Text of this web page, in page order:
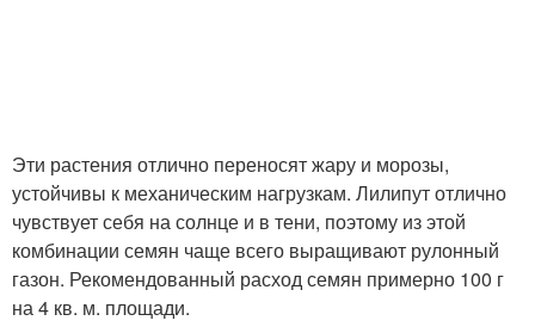
Эти растения отлично переносят жару и морозы,
устойчивы к механическим нагрузкам. Лилипут отлично
чувствует себя на солнце и в тени, поэтому из этой
комбинации семян чаще всего выращивают рулонный
газон. Рекомендованный расход семян примерно 100 г
на 4 кв. м. площади.